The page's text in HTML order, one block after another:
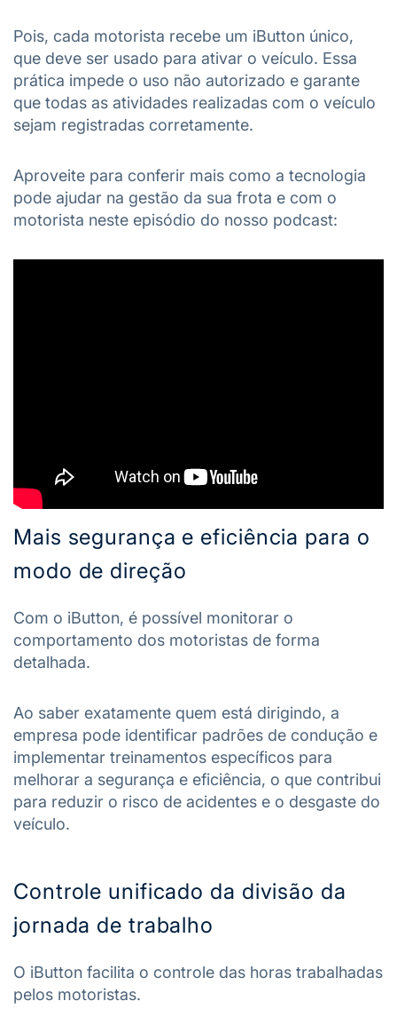
Pois, cada motorista recebe um iButton único,
que deve ser usado para ativar o veículo. Essa
prática impede o uso não autorizado e garante
que todas as atividades realizadas com o veículo
sejam registradas corretamente.
Aproveite para conferir mais como a tecnologia
pode ajudar na gestão da sua frota e com o
motorista neste episódio do nosso podcast:
Mais segurança e eficiência para o
modo de direção
Com o iButton, é possível monitorar o
comportamento dos motoristas de forma
detalhada.
Ao saber exatamente quem está dirigindo, a
empresa pode identificar padrões de condução e
implementar treinamentos específicos para
melhorar a segurança e eficiência, o que contribui
para reduzir o risco de acidentes e o desgaste do
veículo.
Controle unificado da divisão da
jornada de trabalho
O iButton facilita o controle das horas trabalhadas
pelos motoristas.